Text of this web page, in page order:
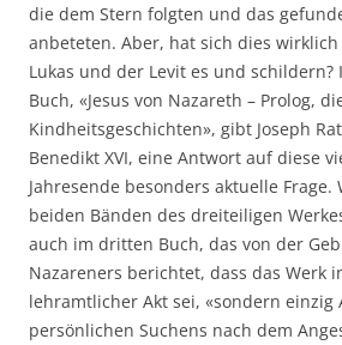
die dem Stern folgten und das
anbeteten. Aber, hat sich dies
Lukas und der Levit es und schildern?
Buch, «Jesus von Nazareth – Prolog,
Kindheitsgeschichten», gibt Joseph
Benedikt XVI, eine Antwort auf diese
Jahresende besonders aktuelle Frage.
beiden Bänden des dreiteiligen
auch im dritten Buch, das von der
Nazareners berichtet, dass das Werk
lehramtlicher Akt sei, «sondern einzig
persönlichen Suchens nach dem